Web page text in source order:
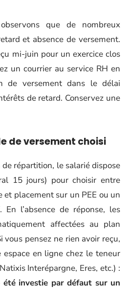
que de nombreux
et absence de versement.
mi-juin pour un exercice clos
un courrier au service RH en
de versement dans le délai
de retard. Conservez une
de versement choisi
répartition, le salarié dispose
15 jours) pour choisir entre
placement sur un PEE ou un
En l’absence de réponse, les
affectées au plan
vous pensez ne rien avoir reçu,
espace en ligne chez le teneur
Interépargne, Eres, etc.) :
investie par défaut sur un